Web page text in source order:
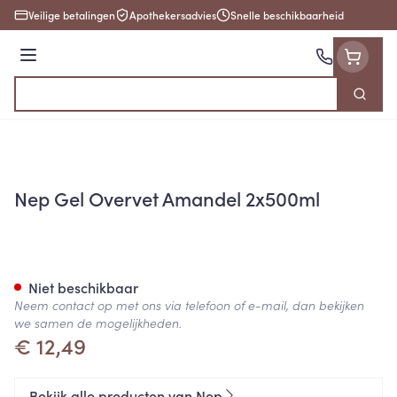
Ga naar de inhoud
Veilige betalingen Apothekersadvies Snelle beschikbaarheid
Menu
Zoek
Nep Gel Overvet Amandel 2x500ml
€ 12,49
Niet beschikbaar
Neem contact op met ons via telefoon of e-mail, dan bekijken
we samen de mogelijkheden.